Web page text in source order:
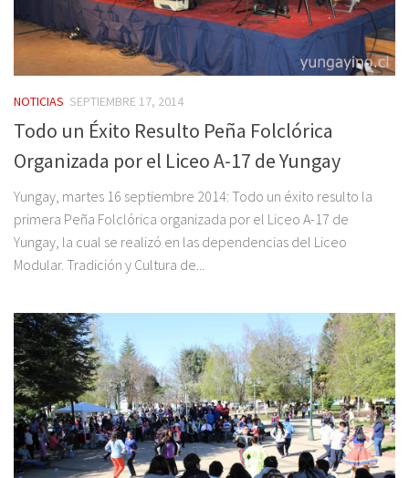
NOTICIAS SEPTIEMBRE 17, 2014
Todo un Éxito Resulto Peña Folclórica
Organizada por el Liceo A-17 de Yungay
Yungay, martes 16 septiembre 2014: Todo un éxito resulto la
primera Peña Folclórica organizada por el Liceo A-17 de
Yungay, la cual se realizó en las dependencias del Liceo
Modular. Tradición y Cultura de...